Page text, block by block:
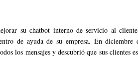
su chatbot interno de servicio al
de ayuda de su empresa. En
los mensajes y descubrió que sus clientes